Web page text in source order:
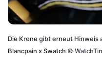
Die Krone gibt erneut Hinweis
Blancpain x Swatch ©